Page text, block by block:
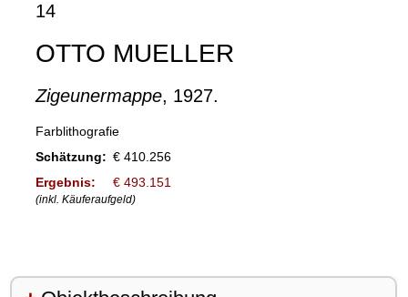
14
OTTO MUELLER
Zigeunermappe, 1927.
Farblithografie
Schätzung: € 410.256
Ergebnis:
€ 493.151
(inkl. Käuferaufgeld)